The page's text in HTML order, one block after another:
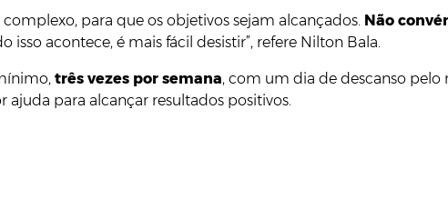
para que os objetivos sejam alcançados. Não
isso acontece, é mais fácil desistir”, refere Nilton Bala.
três vezes por semana, com um dia de descanso pelo
ajuda para alcançar resultados positivos.